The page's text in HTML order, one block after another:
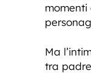
momenti
Ma
tra